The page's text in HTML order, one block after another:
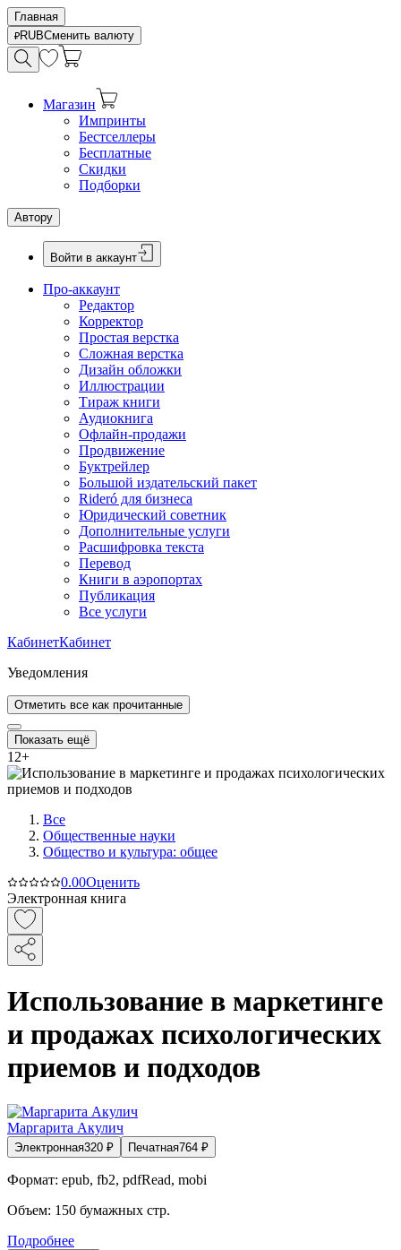
Главная
RUBСменить валюту
Магазин
Импринты
Бестселлеры
Бесплатные
Скидки
Подборки
Автору
Войти в аккаунт
Про-аккаунт
Редактор
Корректор
Простая верстка
Сложная верстка
Дизайн обложки
Иллюстрации
Тираж книги
Аудиокнига
Офлайн-продажи
Продвижение
Буктрейлер
Большой издательский пакет
Rideró для бизнеса
Юридический советник
Дополнительные услуги
Расшифровка текста
Перевод
Книги в аэропортах
Публикация
Все услуги
КабинетКабинет
Уведомления
Отметить все как прочитанные
Показать ещё
12+
Все
Общественные науки
Общество и культура: общее
0.00Оценить
Электронная книга
Использование в маркетинге
и продажах психологических
приемов и подходов
Маргарита Акулич
Электронная320 ₽ Печатная764 ₽
Формат: epub, fb2, pdfRead, mobi
Объем: 150 бумажных стр.
Подробнее